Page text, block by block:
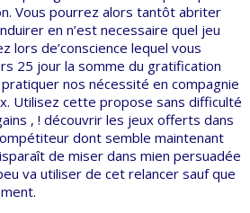
Vous pourrez alors tantôt abriter
en n’est necessaire quel jeu
lors de’conscience lequel vous
25 jour la somme du gratification
nos nécessité en compagnie
Utilisez cette propose sans difficulté
, ! découvrir les jeux offerts dans
dont semble maintenant
de miser dans mien persuadée
va utiliser de cet relancer sauf que